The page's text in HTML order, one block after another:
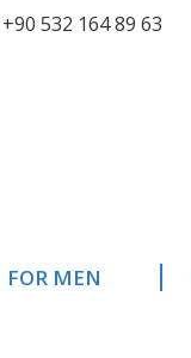
+90 532 164 89 63
FOR MEN